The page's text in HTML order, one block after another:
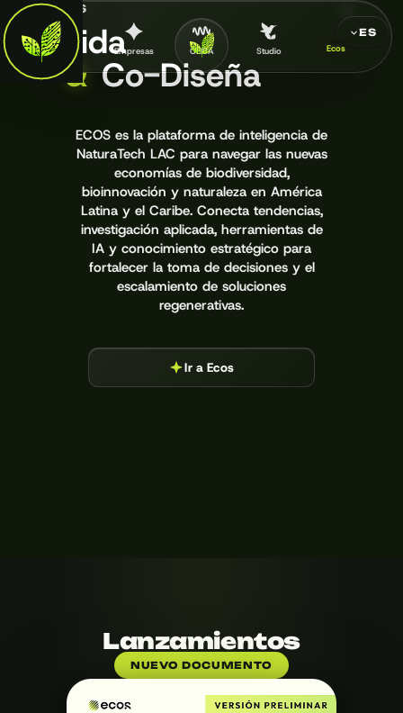
Inicio Empresas CEIBA Studio Ecos
ES
ECOS
Valida
& Co-Diseña
ECOS es la plataforma de inteligencia de
NaturaTech LAC para navegar las nuevas
economías de biodiversidad,
bioinnovación y naturaleza en América
Latina y el Caribe. Conecta tendencias,
investigación aplicada, herramientas de
IA y conocimiento estratégico para
fortalecer la toma de decisiones y el
escalamiento de soluciones
regenerativas.
Ir a Ecos
Lanzamientos
NUEVO DOCUMENTO